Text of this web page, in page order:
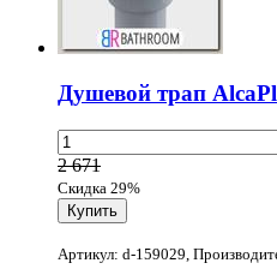
Душевой трап
2 671
Скидка 29%
Артикул: d-159029,